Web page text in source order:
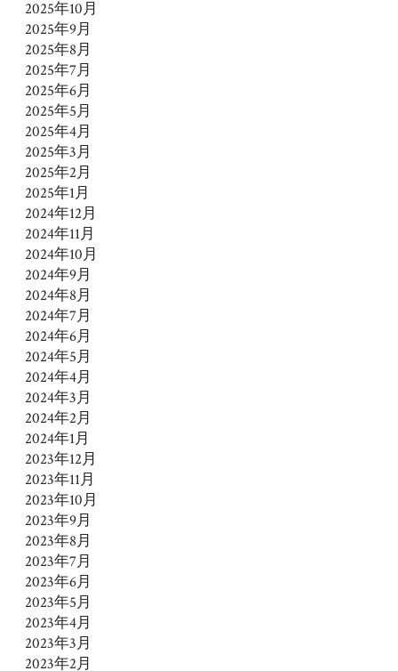
2025年10月
2025年9月
2025年8月
2025年7月
2025年6月
2025年5月
2025年4月
2025年3月
2025年2月
2025年1月
2024年12月
2024年11月
2024年10月
2024年9月
2024年8月
2024年7月
2024年6月
2024年5月
2024年4月
2024年3月
2024年2月
2024年1月
2023年12月
2023年11月
2023年10月
2023年9月
2023年8月
2023年7月
2023年6月
2023年5月
2023年4月
2023年3月
2023年2月